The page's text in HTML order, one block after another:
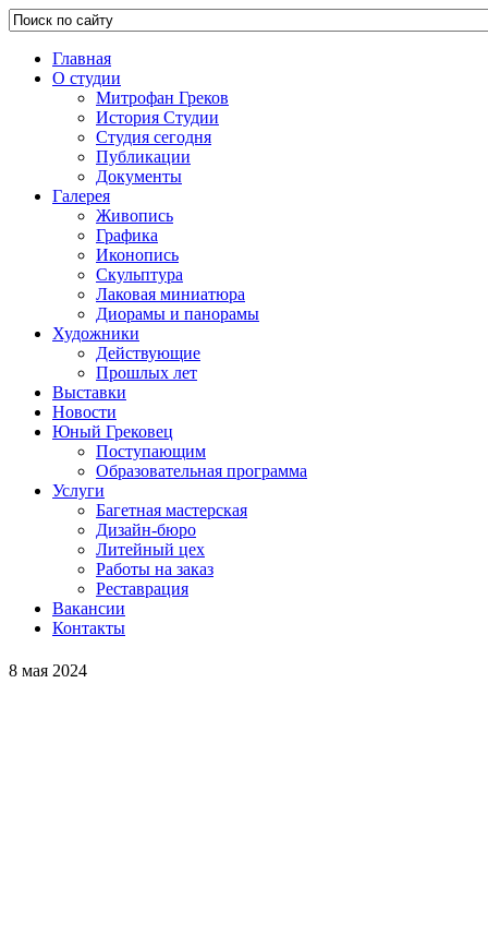
Главная
О студии
Митрофан Греков
История Студии
Студия сегодня
Публикации
Документы
Галерея
Живопись
Графика
Иконопись
Скульптура
Лаковая миниатюра
Диорамы и панорамы
Художники
Действующие
Прошлых лет
Выставки
Новости
Юный Грековец
Поступающим
Образовательная программа
Услуги
Багетная мастерская
Дизайн-бюро
Литейный цех
Работы на заказ
Реставрация
Вакансии
Контакты
8 мая 2024